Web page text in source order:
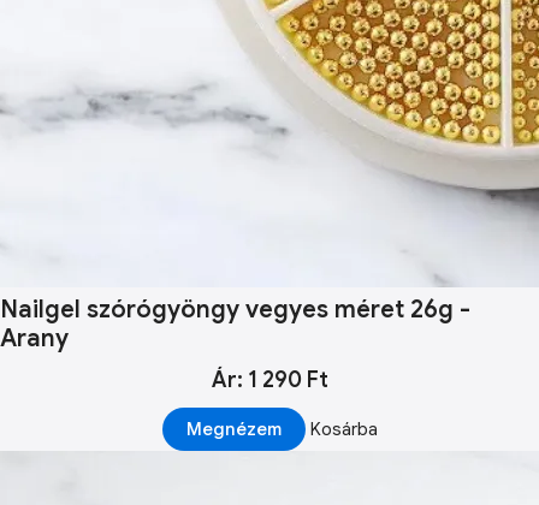
Nailgel szórógyöngy vegyes méret 26g -
Arany
Ár: 1 290 Ft
Megnézem Kosárba